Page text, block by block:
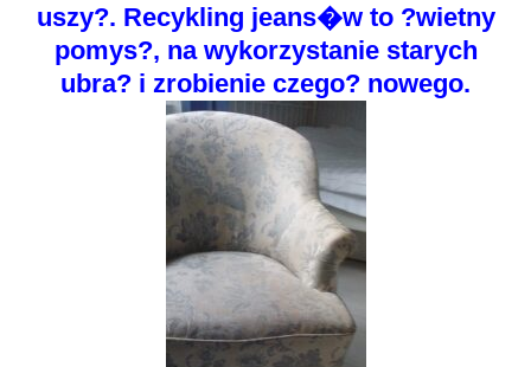
uszy?. Recykling jeans�w to ?wietny
pomys?, na wykorzystanie starych
ubra? i zrobienie czego? nowego.